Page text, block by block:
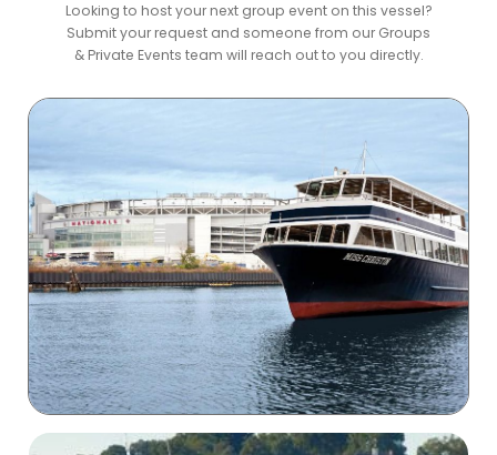
Looking to host your next group event on this vessel?
Submit your request and someone from our Groups
& Private Events team will reach out to you directly.